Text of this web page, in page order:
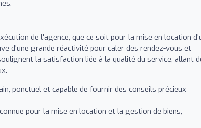
de l'agence, que ce soit pour la mise en location
d'une grande réactivité pour caler des rendez-vous et
la satisfaction liée à la qualité du service, allant
ponctuel et capable de fournir des conseils précieux
pour la mise en location et la gestion de biens,